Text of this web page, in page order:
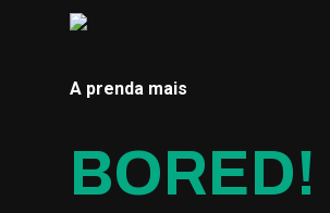
A prenda mais
BORED!